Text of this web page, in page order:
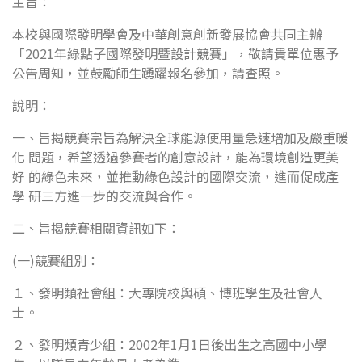
本校與國際發明學會及中華創意創新發展協會共同主辦
「2021年綠點子國際發明暨設計競賽」，敬請貴單位惠予
公告周知，並鼓勵師生踴躍報名參加，請查照。
說明：
一、旨揭競賽宗旨為解決全球能源使用量急速增加及嚴重暖
化 問題，希望透過參賽者的創意設計，能為環境創造更美
好 的綠色未來，並推動綠色設計的國際交流，進而促成產
學 研三方進一步的交流與合作。
二、旨揭競賽相關資訊如下：
(一)競賽組別：
１、發明類社會組：大專院校與碩、博班學生及社會人
士。
２、發明類青少組：2002年1月1日後出生之高國中小學